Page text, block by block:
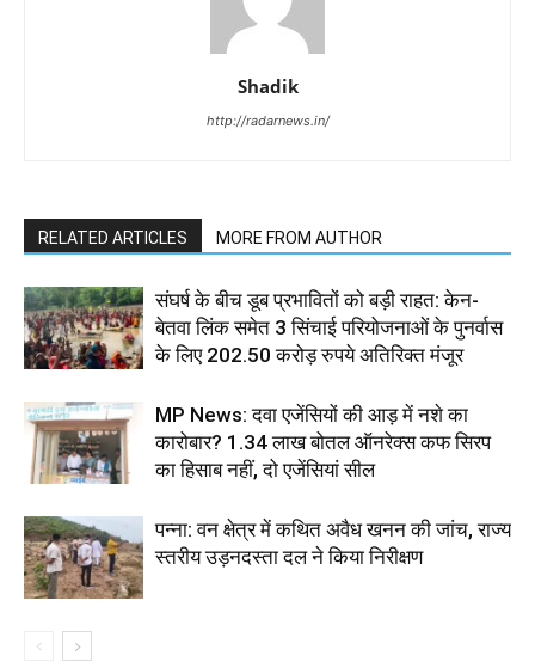
Shadik
http://radarnews.in/
RELATED ARTICLES MORE FROM AUTHOR
संघर्ष के बीच डूब प्रभावितों को बड़ी राहत: केन-
बेतवा लिंक समेत 3 सिंचाई परियोजनाओं के पुनर्वास
के लिए 202.50 करोड़ रुपये अतिरिक्त मंजूर
MP News: दवा एजेंसियों की आड़ में नशे का
कारोबार? 1.34 लाख बोतल ऑनरेक्स कफ सिरप
का हिसाब नहीं, दो एजेंसियां सील
पन्ना: वन क्षेत्र में कथित अवैध खनन की जांच, राज्य
स्तरीय उड़नदस्ता दल ने किया निरीक्षण